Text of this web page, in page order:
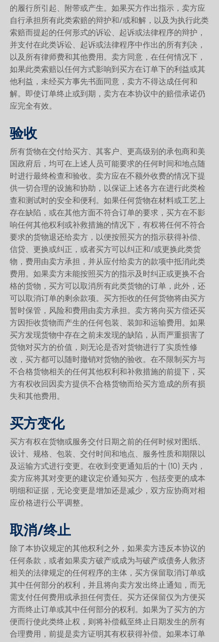
的履行所引起、附带或产生。如果买方作出指示，卖方应
自行承担所有此类索赔的辩护和/或和解，以及为执行此类
索赔而提起的任何形式的诉讼、起诉或法律程序的辩护，
并支付在此类诉讼、起诉或法律程序中作出的所有判决，
以及所有律师费和其他费用。卖方同意，在任何情况下，
如果此类索赔以任何方式影响到买方在订单下的利益或其
他利益，未经买方事先书面同意，卖方不得达成任何和
解。即使订单终止或到期，卖方在本协议中的赔偿承诺仍
应完全有效。
验收
所有货物在交付给买方、其客户、更高级别的承包商和美
国政府后，均可在上述人员可能要求的任何时间和地点随
时进行最终检查和验收。卖方应在不额外收费的情况下提
供一切合理的设施和协助，以保证上述各方在进行此类检
查和测试时的安全和便利。如果任何货物在材料或工艺上
存在缺陷，或在其他方面不符合订单的要求，买方在不影
响任何其他权利或补救措施的情况下，有权将任何不符合
要求的货物退还给卖方，以便按照买方的指示获得补偿、
信贷、更换或纠正，或者买方可以纠正和/或更换此类货
物，费用由卖方承担，并从应付给卖方的款项中抵消此类
费用。如果卖方未能按照买方的指示及时纠正或更换不合
格的货物，买方可以取消所有此类货物的订单，此外，还
可以取消订单的剩余款项。买方拒收的任何货物将由买方
暂时保管，风险和费用由卖方承担。卖方将向买方偿还买
方因拒收货物而产生的任何包装、装卸和运输费用。如果
买方发现货物中存在之前未发现的缺陷，从而严重损害了
货物对买方的价值，则无论是否对货物进行了实质性修
改，买方都可以随时撤销对货物的验收。在不限制买方与
不合格货物相关的任何其他权利和补救措施的前提下，买
方有权收回因卖方提供不合格货物而给买方造成的所有损
失和其他费用。
买方变化
买方有权在货物或服务交付日期之前的任何时候对图纸、
设计、规格、包装、交付时间和地点、服务性质和期限以
及运输方式进行变更。在收到变更通知后的十 (10) 天内，
卖方应将其对变更的建议定价通知买方，包括变更的成本
明细和证据，无论变更是增加还是减少，双方应协商对相
应价格进行公平调整。
取消/终止
除了本协议规定的其他权利之外，如果卖方违反本协议的
任何条款，或者如果卖方破产或成为与破产或债务人救济
相关的法律规定的任何程序的主体，买方保留取消订单或
其中任何部分的权利，并且将向卖方发出终止通知，而无
需支付任何费用或承担任何责任。买方还保留仅为方便买
方而终止订单或其中任何部分的权利。如果为了买方的方
便而行使此类终止权，则将补偿截至终止日期发生的所有
合理费用，前提是卖方证明其有权获得补偿。如果本订单